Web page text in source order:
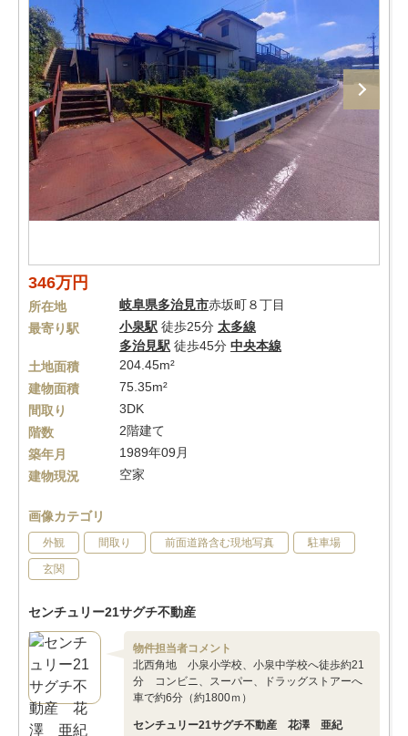
346万円
所在地 岐阜県多治見市赤坂町８丁目
最寄り駅
小泉駅 徒歩25分 太多線
多治見駅 徒歩45分 中央本線
土地面積
204.45m²
建物面積
75.35m²
間取り
3DK
階数
2階建て
築年月
1989年09月
建物現況
空家
画像カテゴリ
外観 間取り 前面道路含む現地写真 駐車場
玄関
センチュリー21サグチ不動産
物件担当者コメント
北西角地 小泉小学校、小泉中学校へ徒歩約21
分 コンビニ、スーパー、ドラッグストアーへ
車で約6分（約1800ｍ）
センチュリー21サグチ不動産 花澤 亜紀